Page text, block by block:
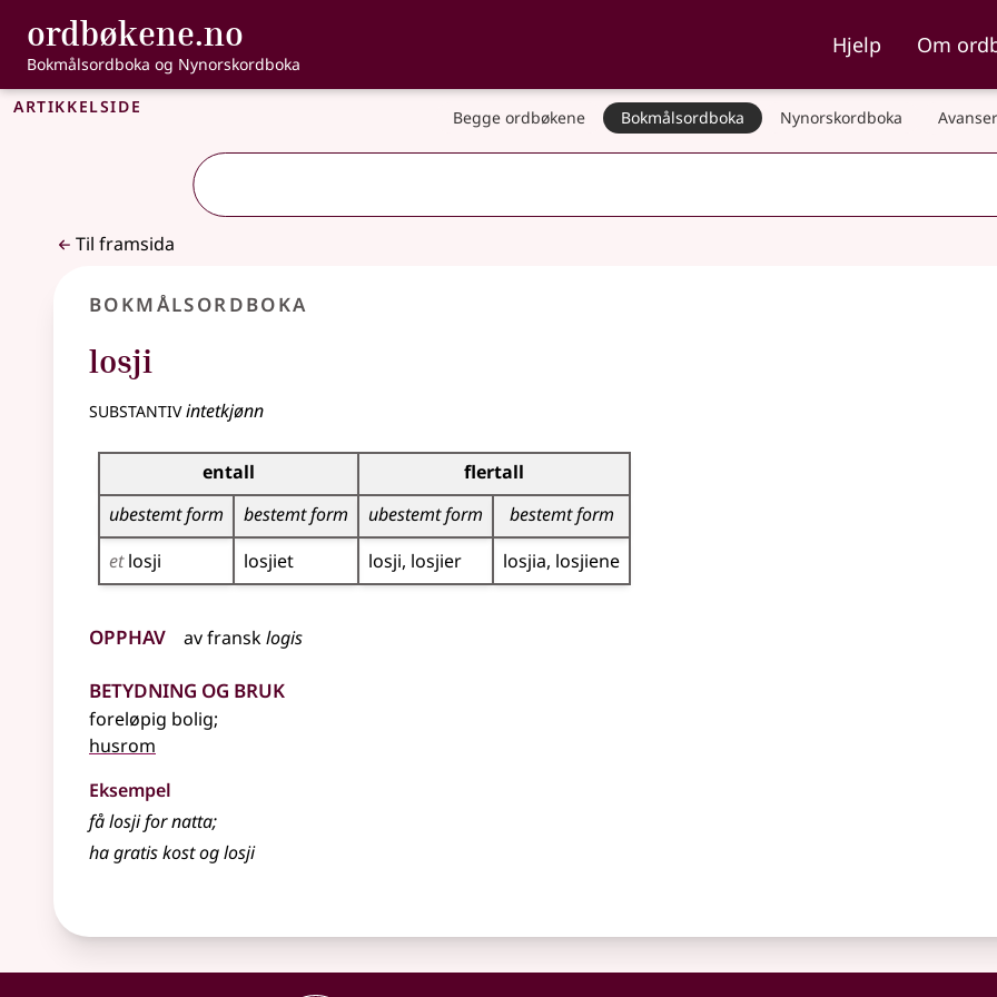
Gå til hovudinnhald
Tilgjenge
ordbøkene.no , Bokmålsordboka og Nynorskordboka
Bokmålsordboka og Nynorskordboka
Hjelp Om
Artikkelside Begge ordbøkene Bokmålsordboka Nynorskordboka
Til framsida
Bokmålsordboka
losji
substantivintetkjønn
Bøyingstabell for dette substantivet
entall
flertall
ubestemt form
bestemt form ubestemt form
bestemt form
etlosji losjiet losji losjier losjia losjiene
Opphav avfransklogis
Betydning og bruk
foreløpig bolig;
husrom
Eksempel
fålosjifor natta;
ha gratis kost oglosji